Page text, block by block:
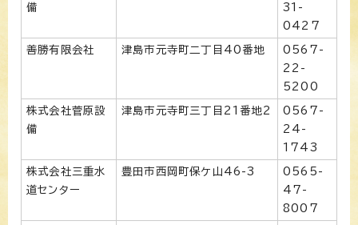
備
31-
0427
善勝有限会社 津島市元寺町二丁目40番地
0567-
22-
5200
株式会社菅原設
備
津島市元寺町三丁目21番地2
0567-
24-
1743
株式会社三重水
道センター
豊田市西岡町保ケ山46-3
0565-
47-
8007